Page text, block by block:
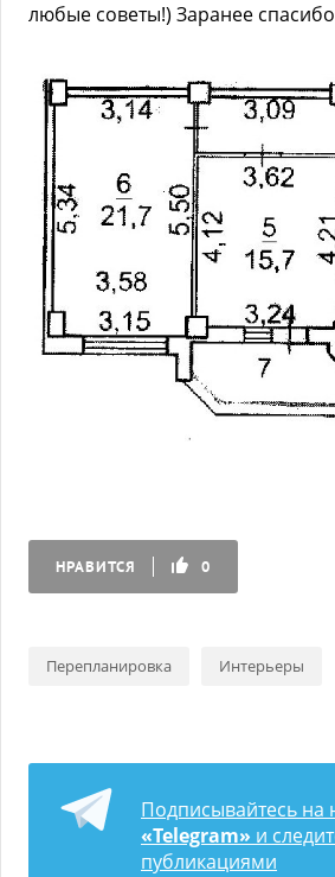
любые советы!) Заранее
НРАВИТСЯ 0
Перепланировка Интерьеры
Подписывайтесь на
«Telegram» и
публикациями